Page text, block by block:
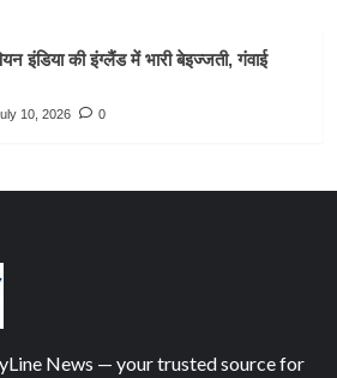
इंडिया की इंग्लैंड में भारी बेइज्जती, गंवाई
10, 2026 0
News — your trusted source for